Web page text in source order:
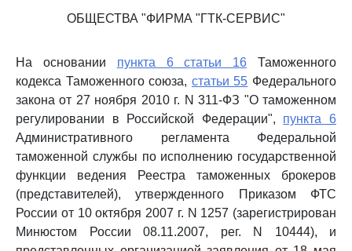
ОБЩЕСТВА "ФИРМА "ГТК-СЕРВИС"
На основании пункта 6 статьи 16 Таможенного
кодекса Таможенного союза, статьи 55 Федерального
закона от 27 ноября 2010 г. N 311-ФЗ "О таможенном
регулировании в Российской Федерации", пункта 6
Административного регламента Федеральной
таможенной службы по исполнению государственной
функции ведения Реестра таможенных брокеров
(представителей), утвержденного Приказом ФТС
России от 10 октября 2007 г. N 1257 (зарегистрирован
Минюстом России 08.11.2007, рег. N 10444), и